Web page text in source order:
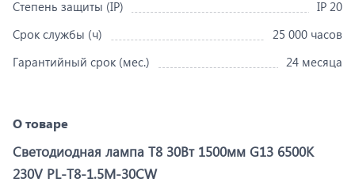
Степень защиты (IP)
IP 20
Срок службы (ч)
25 000 часов
Гарантийный срок (мес.)
24 месяца
О товаре
Светодиодная лампа Т8 30Вт 1500мм G13 6500K
230V PL-T8-1.5M-30CW